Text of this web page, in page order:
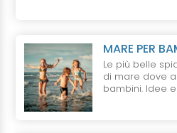
MARE PER
Le più belle
di mare dove
bambini. Idee